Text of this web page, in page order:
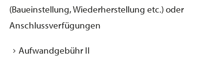
(Baueinstellung, Wiederherstellung etc.) oder
Anschlussverfügungen
Aufwandgebühr II